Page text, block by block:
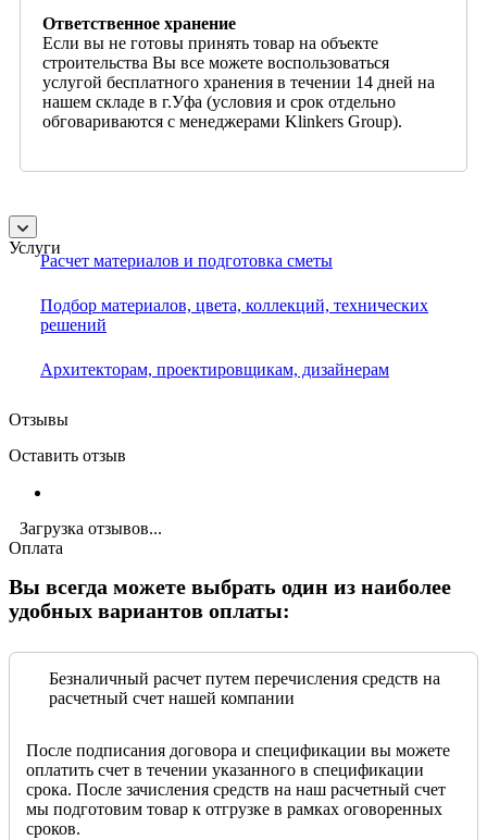
Ответственное хранение
Если вы не готовы принять товар на объекте
строительства Вы все можете воспользоваться
услугой бесплатного хранения в течении 14 дней на
нашем складе в г.Уфа (условия и срок отдельно
обговариваются с менеджерами Klinkers Group).
Услуги
Расчет материалов и подготовка сметы
Подбор материалов, цвета, коллекций, технических
решений
Архитекторам, проектировщикам, дизайнерам
Отзывы
Оставить отзыв
Загрузка отзывов...
Оплата
Вы всегда можете выбрать один из наиболее
удобных вариантов оплаты:
Безналичный расчет путем перечисления средств на
расчетный счет нашей компании
После подписания договора и спецификации вы можете
оплатить счет в течении указанного в спецификации
срока. После зачисления средств на наш расчетный счет
мы подготовим товар к отгрузке в рамках оговоренных
сроков.